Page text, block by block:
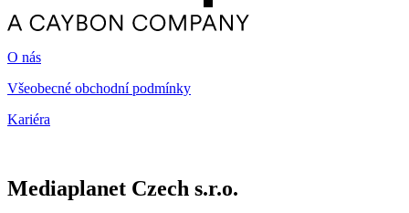
O nás
Všeobecné obchodní podmínky
Kariéra
Mediaplanet Czech s.r.o.